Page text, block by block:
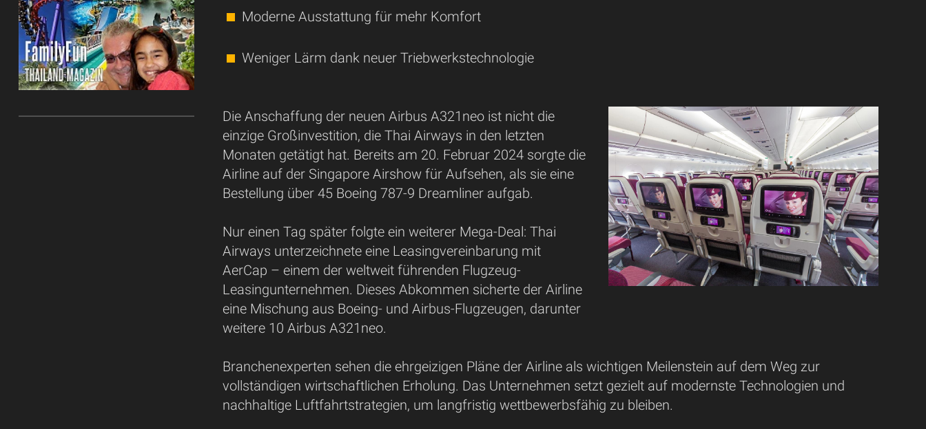
Moderne Ausstattung für mehr Komfort
Weniger Lärm dank neuer Triebwerkstechnologie
Die Anschaffung der neuen Airbus A321neo ist nicht die
einzige Großinvestition, die Thai Airways in den letzten
Monaten getätigt hat. Bereits am 20. Februar 2024 sorgte die
Airline auf der Singapore Airshow für Aufsehen, als sie eine
Bestellung über 45 Boeing 787-9 Dreamliner aufgab.
Nur einen Tag später folgte ein weiterer Mega-Deal: Thai
Airways unterzeichnete eine Leasingvereinbarung mit
AerCap – einem der weltweit führenden Flugzeug-
Leasingunternehmen. Dieses Abkommen sicherte der Airline
eine Mischung aus Boeing- und Airbus-Flugzeugen, darunter
weitere 10 Airbus A321neo.
Branchenexperten sehen die ehrgeizigen Pläne der Airline als wichtigen Meilenstein auf dem Weg zur
vollständigen wirtschaftlichen Erholung. Das Unternehmen setzt gezielt auf modernste Technologien und
nachhaltige Luftfahrtstrategien, um langfristig wettbewerbsfähig zu bleiben.